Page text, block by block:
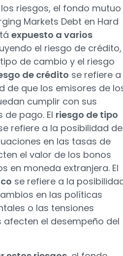
riesgos, el fondo mutuo
Markets Debt en Hard
expuesto a varios
el riesgo de crédito,
de cambio y el riesgo
de crédito se refiere a
de que los emisores de
cumplir con sus
de pago. El riesgo de tipo
refiere a la posibilidad de
en las tasas de
el valor de los bonos
en moneda extranjera. El
se refiere a la
en las políticas
o las tensiones
el desempeño del